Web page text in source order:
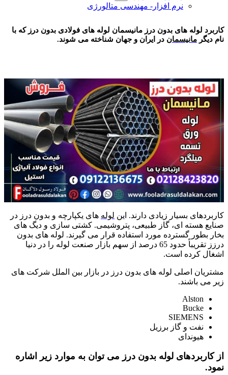
نرم افزار- مهندسی متالورژی
کاربرد لوله های بدون درز مانیسمان لوله های فولادی بدون درز که با
نام دیگر مانیسمان در ایران و جهان شناخته می شوند.
کاربردهای بسیار زیادی دارند. این لوله های یکپارچه و بدون درز در
صنایع هسته ای، گاز طبیعی، پتروشیمی. کشتی سازی و دیگ های
بخار بطور گسترده مورد استفاده قرار می گیرند. لوله های بدون
درزز تقریباً حدود 65 درصد از سهم بازار صنعت لوله را در دنیا
اشغال کرده است.
مشتریان اصلی لوله های بدون درز در بازار بین الملل شرکت های
زیر می باشند.
Alston
Bucke
SIEMENS
نفت و گاز برزیل
هیوندای
از کاربردهای لوله بدون درز می توان به موارد زیر اشاره
نمود.